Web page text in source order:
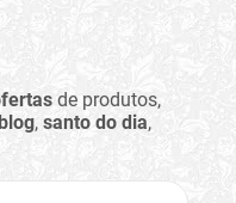
de produtos,
, santo do dia,